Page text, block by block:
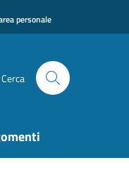
personale
Cerca